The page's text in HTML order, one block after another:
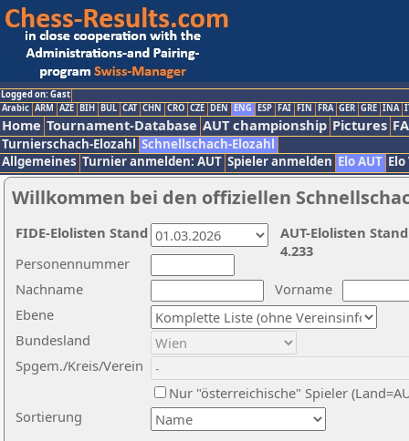
Logged on: Gast
Arabic ARM AZE BIH BUL CAT CHN CRO CZE DEN ENG ESP FAI FIN FRA GER GRE INA
Home Tournament-Database AUT championship Pictures
Turnierschach-Elozahl Schnellschach-Elozahl
Allgemeines Turnier anmelden: AUT Spieler anmelden Elo AUT
Willkommen bei den offiziellen
Nachname
Vorname
Ebene
Sortierung
Personennummer
Bundesland
Spgem./Kreis/Verein
Nur "österreichische" Spieler
AUT-Elolisten
4.233
FIDE-Elolisten Stand